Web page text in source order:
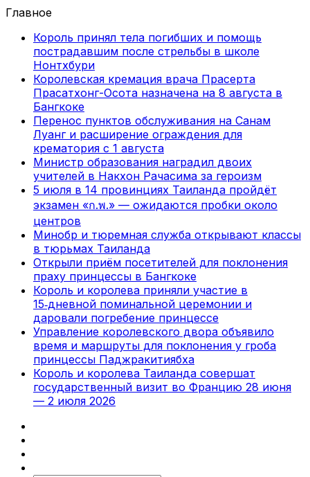
Главное
Король принял тела погибших и помощь
пострадавшим после стрельбы в школе
Нонтхбури
Королевская кремация врача Прасерта
Прасатхонг-Осота назначена на 8 августа в
Бангкоке
Перенос пунктов обслуживания на Санам
Луанг и расширение ограждения для
крематория с 1 августа
Министр образования наградил двоих
учителей в Накхон Рачасима за героизм
5 июля в 14 провинциях Таиланда пройдёт
экзамен «ก.พ.» — ожидаются пробки около
центров
Минобр и тюремная служба открывают классы
в тюрьмах Таиланда
Открыли приём посетителей для поклонения
праху принцессы в Бангкоке
Король и королева приняли участие в
15‑дневной поминальной церемонии и
даровали погребение принцессе
Управление королевского двора объявило
время и маршруты для поклонения у гроба
принцессы Паджракитиябха
Король и королева Таиланда совершат
государственный визит во Францию 28 июня
— 2 июля 2026